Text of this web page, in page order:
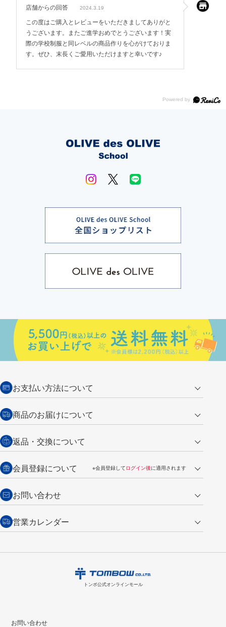
店舗からの回答 2024.3.19
この度はご購入とレビューをいただきましてありがと
うございます。またご進学おめでとうございます！実
際の学校制服と同レベルの商品作りを心がけておりま
す。ぜひ、末長くご愛用いただけますと幸いです♪
お支払い方法について
クレジットカード
代金引換
銀行振込【前払い】
商品のお届けについて
営業日午前11時までの決済完了の
ご注文は翌営業日の発送
送料：全国一律 660円（税込）
詳しくはご利用ガイドをご覧ください。
返品・交換について
返品の場合
商品到着後7日以内・未使用品に限り返品を承ります。問い合わせフォーム
からご連絡ください。詳しくは
い。
商品到着後7日以内に限り交換を承ります。
からご連絡
会員登録について ※会員登録してログイン後に適用されます
・新規ご入会で
・税込み2,200円以上のお買い上げで
・次回のお買い物に使えるポイントがお買い上げごとに
ント付与されます。
会員登録はこちら
お問い合わせ
トンボ製品・サービスに関する
お問い合わせ
購入・返品に関するお問い合わせ
営業カレンダー
トンボ公式オンラインモール
お問い合わせ